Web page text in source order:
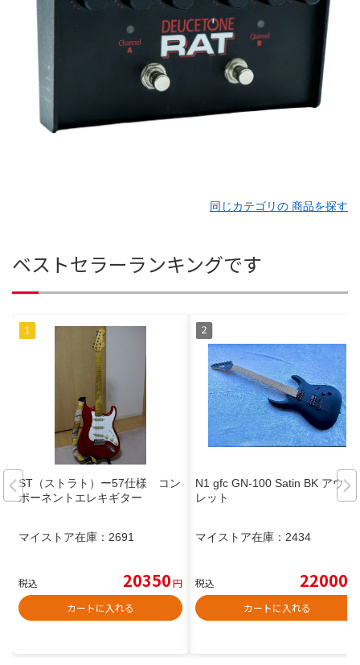
同じカテゴリの 商品を探す
ベストセラーランキングです
ST（ストラト）ー57仕様 コン
ポーネントエレキギター
マイストア在庫： 2691
税込 20350円
カートに入れる
N1 gfc GN-100 Satin BK アウト
レット
マイストア在庫： 2434
税込 22000
カートに入れる